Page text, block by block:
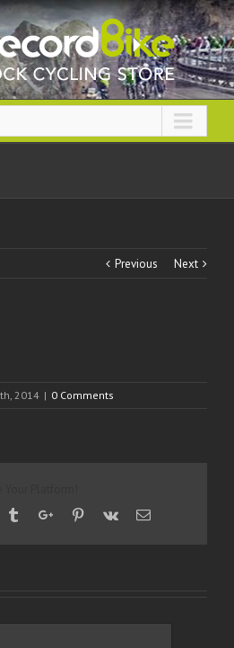
Previous Next
2014 | 0 Comments
TumblrGoogle+Pinterest
Vk Email